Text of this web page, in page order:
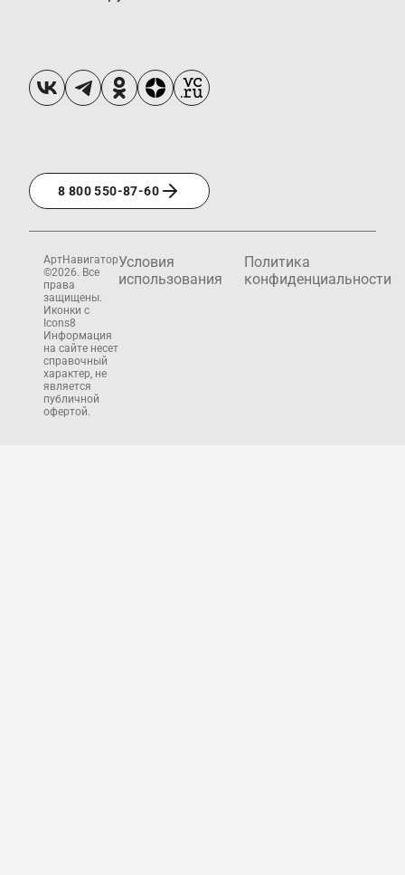
8 800 550-87-60
АртНавигатор
©2026. Все
права
защищены.
Иконки с
Icons8
Информация
на сайте несет
справочный
характер, не
является
публичной
офертой.
Условия
использования
Политика
конфиденциальности